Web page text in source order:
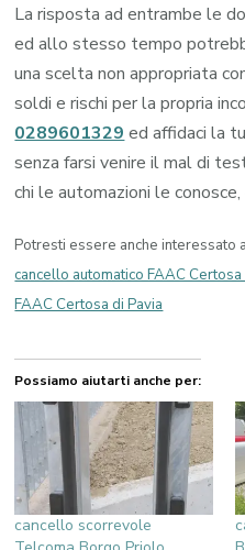
La risposta ad entrambe le
ed allo stesso tempo
una scelta non appropriata
soldi e rischi per la propria
0289601329 ed affidaci la
senza farsi venire il mal di
chi le automazioni le conosce,
Potresti essere anche interessato
cancello automatico FAAC Certosa
FAAC Certosa di Pavia
Possiamo aiutarti anche per:
cancello scorrevole